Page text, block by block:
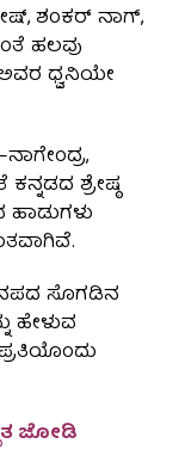
ಶಂಕರ್ ನಾಗ್,
ಹಲವು
ಧ್ವನಿಯೇ
ಶ್ರೇಷ್ಠ
ಸೊಗಡಿನ
ಹೇಳುವ
ಜೋಡಿ